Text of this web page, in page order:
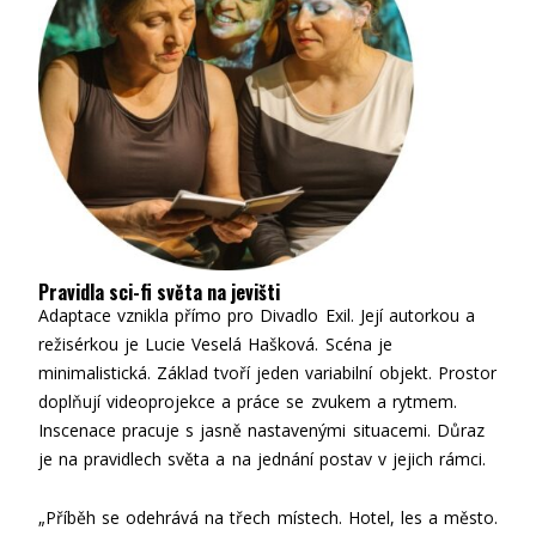
Pravidla sci-fi světa na jevišti
Adaptace vznikla přímo pro Divadlo Exil. Její autorkou a
režisérkou je Lucie Veselá Hašková. Scéna je
minimalistická. Základ tvoří jeden variabilní objekt. Prostor
doplňují videoprojekce a práce se zvukem a rytmem.
Inscenace pracuje s jasně nastavenými situacemi. Důraz
je na pravidlech světa a na jednání postav v jejich rámci.
„Příběh se odehrává na třech místech. Hotel, les a město.